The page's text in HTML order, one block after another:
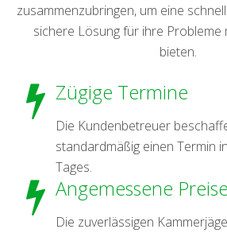
zusammenzubringen, um eine
sichere Lösung für ihre Probleme
bieten.
Zügige Termine
Die Kundenbetreuer
standardmäßig einen Termin
Tages.
Angemessene Preise
Die zuverlässigen